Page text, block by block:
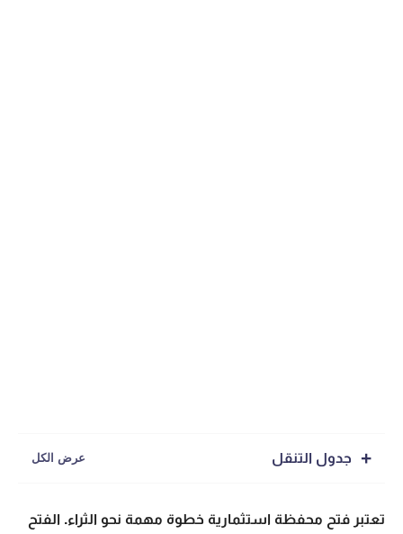
جدول التنقل
تعتبر فتح محفظة استثمارية خطوة مهمة نحو الثراء. الفتح